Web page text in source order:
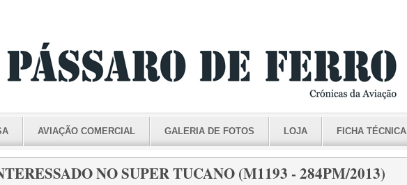
AVIAÇÃO COMERCIAL GALERIA DE FOTOS LOJA FICHA TÉCNICA
NO SUPER TUCANO (M1193 - 284PM/2013)